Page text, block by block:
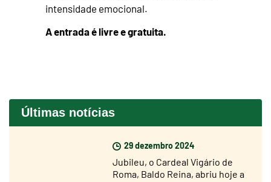
intensidade emocional.
A entrada é livre e gratuita.
Últimas notícias
29 dezembro 2024
Jubileu, o Cardeal Vigário de
Roma, Baldo Reina, abriu hoje a